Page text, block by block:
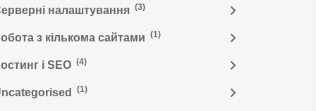
налаштування (3)
з кількома сайтами (1)
і SEO (4)
(1)